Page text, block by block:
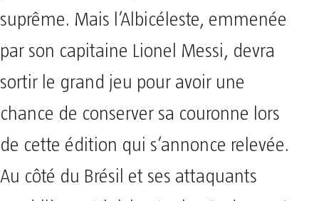
suprême. Mais l’Albicéleste, emmenée
par son capitaine Lionel Messi, devra
sortir le grand jeu pour avoir une
chance de conserver sa couronne lors
de cette édition qui s’annonce relevée.
Au côté du Brésil et ses attaquants